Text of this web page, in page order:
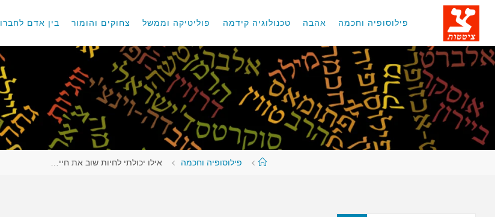
דלגו
פילוסופיה וחכמה אהבה טכנולוגיה קידמה פוליטיקה וממשל צחוקים והומור בין אדם לחברו
עמודפילוסופיה וחכמה אילו יכולתי לחיות שוב את חיי…